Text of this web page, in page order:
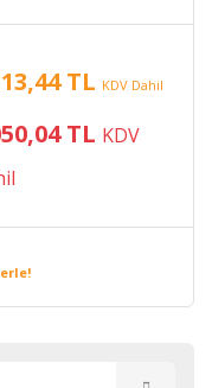
TL KDV Dahil
TL KDV